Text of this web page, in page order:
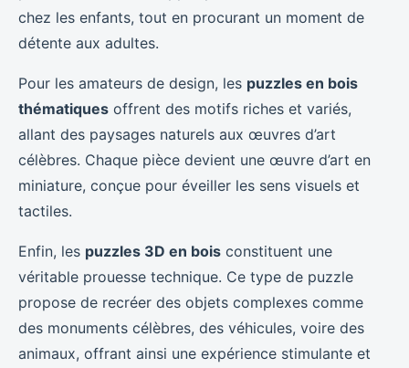
chez les enfants, tout en procurant un moment de
détente aux adultes.
Pour les amateurs de design, les puzzles en bois
thématiques offrent des motifs riches et variés,
allant des paysages naturels aux œuvres d’art
célèbres. Chaque pièce devient une œuvre d’art en
miniature, conçue pour éveiller les sens visuels et
tactiles.
Enfin, les puzzles 3D en bois constituent une
véritable prouesse technique. Ce type de puzzle
propose de recréer des objets complexes comme
des monuments célèbres, des véhicules, voire des
animaux, offrant ainsi une expérience stimulante et